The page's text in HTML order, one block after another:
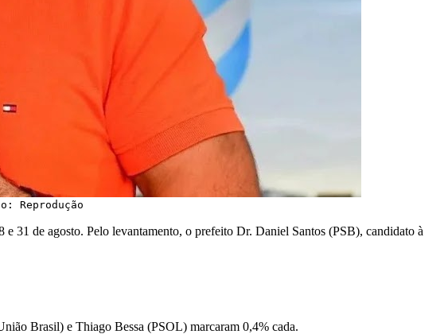
Reprodução
e 31 de agosto. Pelo levantamento, o prefeito Dr. Daniel Santos (PSB), candidato à
Brasil) e Thiago Bessa (PSOL) marcaram 0,4% cada.